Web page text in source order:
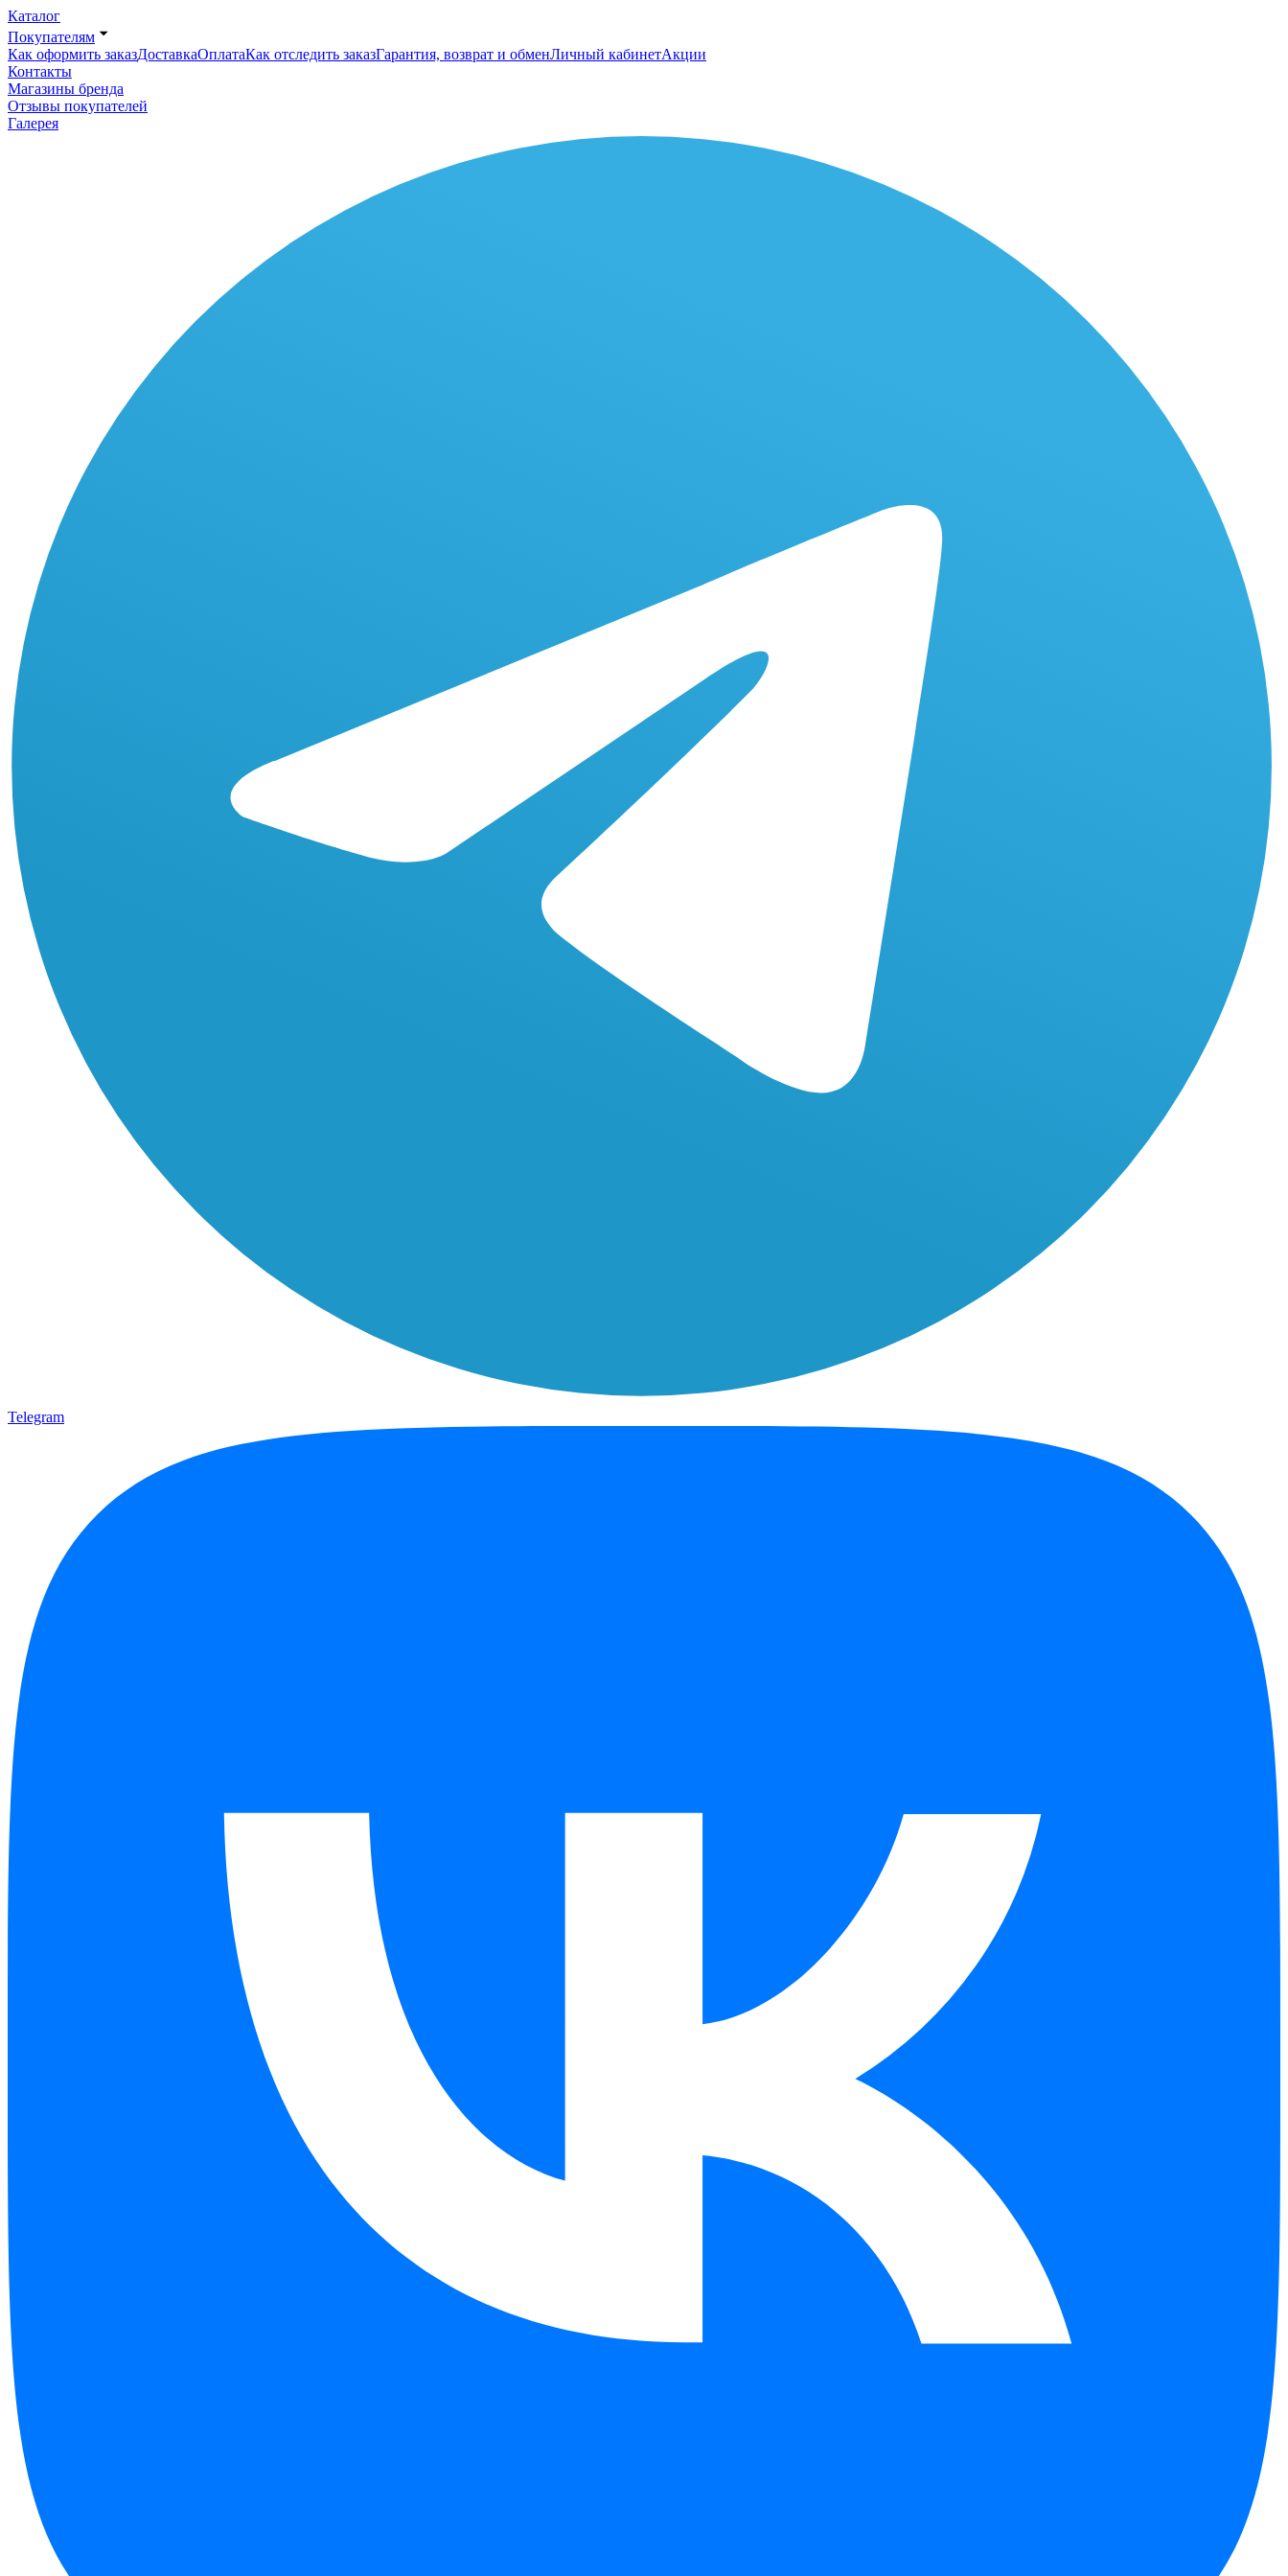
Каталог
Покупателям
Как оформить заказДоставкаОплатаКак отследить заказГарантия, возврат и обменЛичный кабинетАкции
Контакты
Магазины бренда
Отзывы покупателей
Галерея
Telegram